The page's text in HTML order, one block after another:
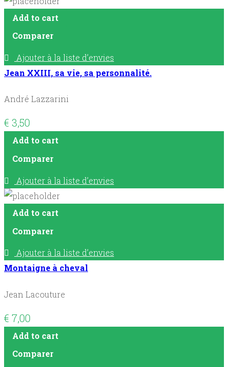
Add to cart
Comparer
Ajouter à la liste d’envies
Jean XXIII, sa vie, sa personnalité.
André Lazzarini
€ 3,50
Add to cart
Comparer
Ajouter à la liste d’envies
Add to cart
Comparer
Ajouter à la liste d’envies
Montaigne à cheval
Jean Lacouture
€ 7,00
Add to cart
Comparer